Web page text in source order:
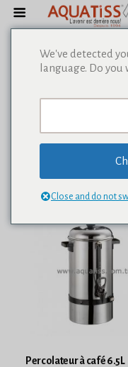
Percolateur à café 6.5L
We've detected
language. Do
Close and do not